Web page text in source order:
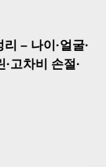
– 나이·얼굴·
·고차비 손절·